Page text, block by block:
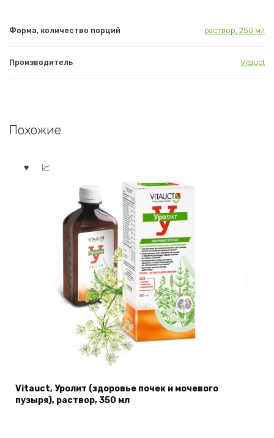
Форма, количество порций раствор, 250 мл
Производитель Vitauct
Похожие
Vitauct, Уролит (здоровье почек и мочевого
пузыря), раствор, 350 мл